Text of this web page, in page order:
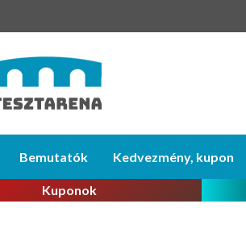
Bemutatók Kedvezmény, kupon
Kuponok